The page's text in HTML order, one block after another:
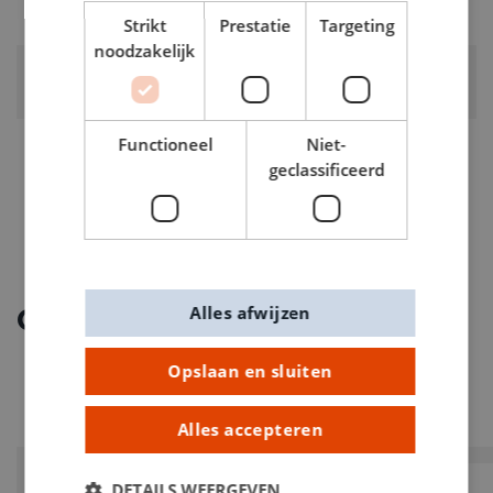
0.045kg
Ontdek meer
Strikt
noodzakelijk
Prestatie Targeting
Functioneel
Niet-
geclassificeerd
Opslaan en sluiten
Alles accepteren
Alles afwijzen